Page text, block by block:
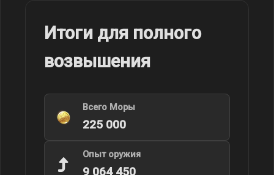
Итоги для полного
возвышения
Всего Моры
225 000
Опыт оружия
9 064 450